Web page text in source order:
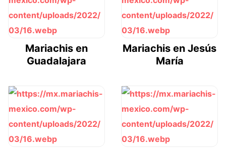
Mariachis en
Guadalajara
Mariachis en Jesús
María